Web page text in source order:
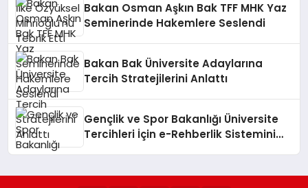
Bakan Osman Aşkın Bak TFF MHK Yaz
Seminerinde Hakemlere Seslendi
Bakan Bak Üniversite Adaylarına
Tercih Stratejilerini Anlattı
Gençlik ve Spor Bakanlığı Üniversite
Tercihleri İçin e-Rehberlik Sistemini